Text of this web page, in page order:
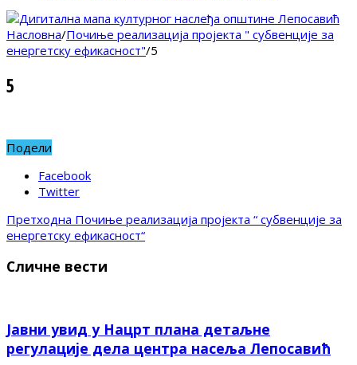
Насловна/Почиње реализација пројекта " субвенције за
енергетску ефикасност"/5
5
Подели
Facebook
Twitter
Претходна Почиње реализација пројекта “ субвенције за
енергетску ефикасност“
Сличне вести
Јавни увид у Нацрт плана детаљне
регулације дела центра насеља Лепосавић